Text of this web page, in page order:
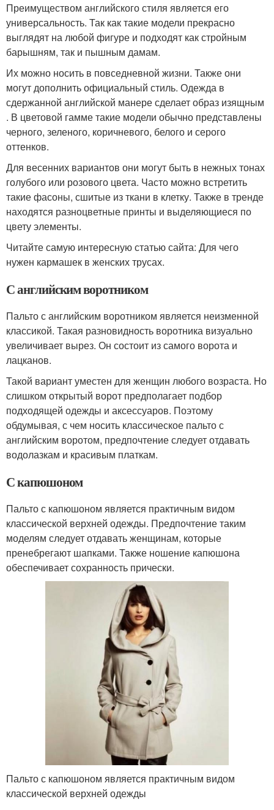
Преимуществом английского стиля является его
универсальность. Так как такие модели прекрасно
выглядят на любой фигуре и подходят как стройным
барышням, так и пышным дамам.
Их можно носить в повседневной жизни. Также они
могут дополнить официальный стиль. Одежда в
сдержанной английской манере сделает образ изящным
. В цветовой гамме такие модели обычно представлены
черного, зеленого, коричневого, белого и серого
оттенков.
Для весенних вариантов они могут быть в нежных тонах
голубого или розового цвета. Часто можно встретить
такие фасоны, сшитые из ткани в клетку. Также в тренде
находятся разноцветные принты и выделяющиеся по
цвету элементы.
Читайте самую интересную статью сайта: Для чего
нужен кармашек в женских трусах.
С английским воротником
Пальто с английским воротником является неизменной
классикой. Такая разновидность воротника визуально
увеличивает вырез. Он состоит из самого ворота и
лацканов.
Такой вариант уместен для женщин любого возраста. Но
слишком открытый ворот предполагает подбор
подходящей одежды и аксессуаров. Поэтому
обдумывая, с чем носить классическое пальто с
английским воротом, предпочтение следует отдавать
водолазкам и красивым платкам.
С капюшоном
Пальто с капюшоном является практичным видом
классической верхней одежды. Предпочтение таким
моделям следует отдавать женщинам, которые
пренебрегают шапками. Также ношение капюшона
обеспечивает сохранность прически.
Пальто с капюшоном является практичным видом
классической верхней одежды